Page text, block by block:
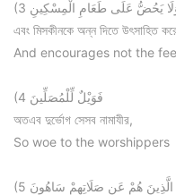
وَلَا يَحُضُّ عَلَى طَعَامِ الْمِسْكِينِ
এবং মিসকীনকে অন্ন দিতে উৎসাহিত
And encourages not the
(4 فَوَيْلٌ لِّلْمُصَلِّينَ
অতএব দুর্ভোগ সেসব নামাযীর,
So woe to the worshippers
(5 الَّذِينَ هُمْ عَن صَلَاتِهِمْ سَاهُونَ